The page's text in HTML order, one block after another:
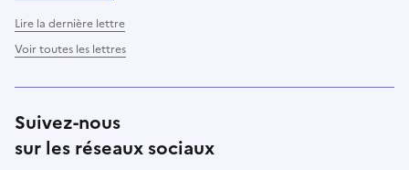
Lire la dernière lettre
Voir toutes les lettres
Suivez-nous
sur les réseaux sociaux